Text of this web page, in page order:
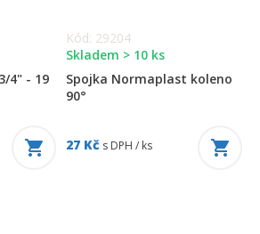
4" - 19
Kód: 29204
Skladem > 10 ks
Spojka Normaplast koleno
90°
27 Kč s DPH / ks